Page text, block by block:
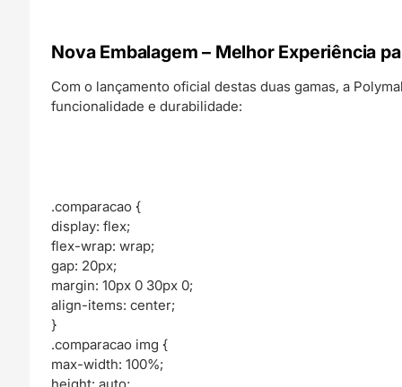
Nova Embalagem – Melhor Experiência
Com o lançamento oficial destas duas gamas, a
funcionalidade e durabilidade:
.comparacao {
display: flex;
flex-wrap: wrap;
gap: 20px;
margin: 10px 0 30px 0;
align-items: center;
}
.comparacao img {
max-width: 100%;